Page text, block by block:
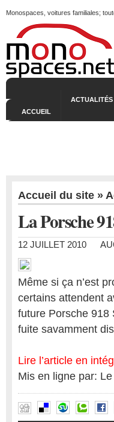
Monospaces, voitures familiales;
ACCUEIL
ACTUALITÉS
Accueil du site »
La Porsche
12 JUILLET 2010
Même si ça n’est
certains attendent
future Porsche 918
fuite savamment
Lire l’article en
Mis en ligne par: